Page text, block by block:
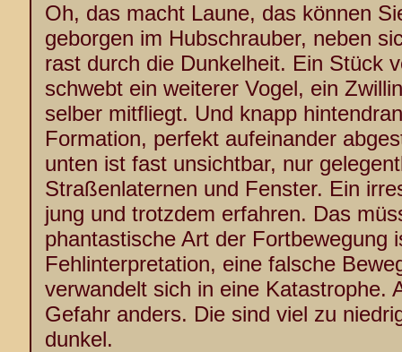
Oh, das macht Laune, das können
geborgen im Hubschrauber, neben
rast durch die Dunkelheit. Ein Stück
schwebt ein weiterer Vogel, ein
selber mitfliegt. Und knapp
Formation, perfekt aufeinander
unten ist fast unsichtbar, nur
Straßenlaternen und Fenster. Ein
jung und trotzdem erfahren. Das
phantastische Art der Fortbewegung
Fehlinterpretation, eine falsche
verwandelt sich in eine Katastrophe.
Gefahr anders. Die sind viel zu
dunkel.